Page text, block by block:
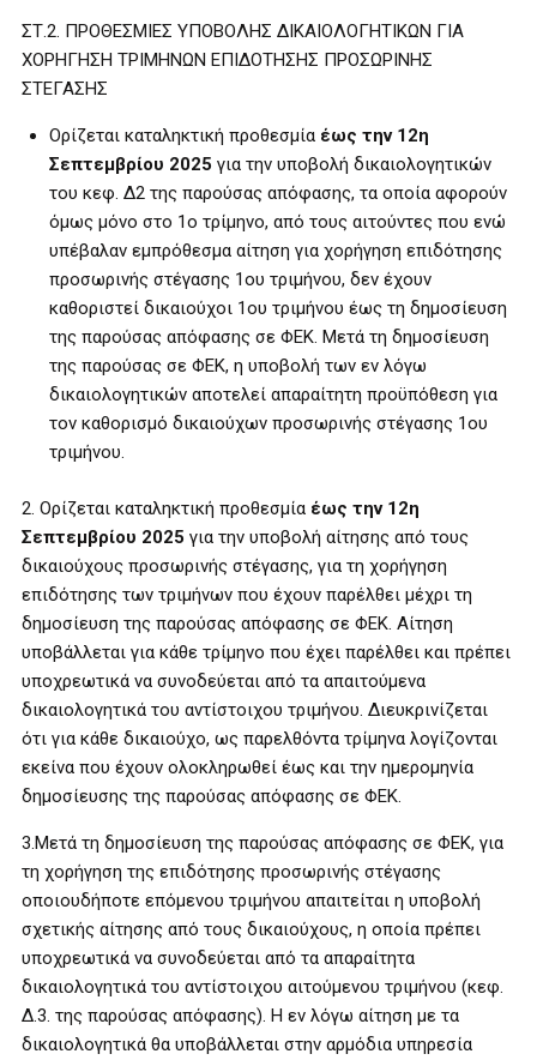
ΣΤ.2. ΠΡΟΘΕΣΜΙΕΣ ΥΠΟΒΟΛΗΣ ΔΙΚΑΙΟΛΟΓΗΤΙΚΩΝ ΓΙΑ
ΧΟΡΗΓΗΣΗ ΤΡΙΜΗΝΩΝ ΕΠΙΔΟΤΗΣΗΣ ΠΡΟΣΩΡΙΝΗΣ
ΣΤΕΓΑΣΗΣ
Ορίζεται καταληκτική προθεσμία έως την 12η
Σεπτεμβρίου 2025 για την υποβολή δικαιολογητικών
του κεφ. Δ2 της παρούσας απόφασης, τα οποία αφορούν
όμως μόνο στο 1ο τρίμηνο, από τους αιτούντες που ενώ
υπέβαλαν εμπρόθεσμα αίτηση για χορήγηση επιδότησης
προσωρινής στέγασης 1ου τριμήνου, δεν έχουν
καθοριστεί δικαιούχοι 1ου τριμήνου έως τη δημοσίευση
της παρούσας απόφασης σε ΦΕΚ. Μετά τη δημοσίευση
της παρούσας σε ΦΕΚ, η υποβολή των εν λόγω
δικαιολογητικών αποτελεί απαραίτητη προϋπόθεση για
τον καθορισμό δικαιούχων προσωρινής στέγασης 1ου
τριμήνου.
2. Ορίζεται καταληκτική προθεσμία έως την 12η
Σεπτεμβρίου 2025 για την υποβολή αίτησης από τους
δικαιούχους προσωρινής στέγασης, για τη χορήγηση
επιδότησης των τριμήνων που έχουν παρέλθει μέχρι τη
δημοσίευση της παρούσας απόφασης σε ΦΕΚ. Αίτηση
υποβάλλεται για κάθε τρίμηνο που έχει παρέλθει και πρέπει
υποχρεωτικά να συνοδεύεται από τα απαιτούμενα
δικαιολογητικά του αντίστοιχου τριμήνου. Διευκρινίζεται
ότι για κάθε δικαιούχο, ως παρελθόντα τρίμηνα λογίζονται
εκείνα που έχουν ολοκληρωθεί έως και την ημερομηνία
δημοσίευσης της παρούσας απόφασης σε ΦΕΚ.
3.Μετά τη δημοσίευση της παρούσας απόφασης σε ΦΕΚ, για
τη χορήγηση της επιδότησης προσωρινής στέγασης
οποιουδήποτε επόμενου τριμήνου απαιτείται η υποβολή
σχετικής αίτησης από τους δικαιούχους, η οποία πρέπει
υποχρεωτικά να συνοδεύεται από τα απαραίτητα
δικαιολογητικά του αντίστοιχου αιτούμενου τριμήνου (κεφ.
Δ.3. της παρούσας απόφασης). Η εν λόγω αίτηση με τα
δικαιολογητικά θα υποβάλλεται στην αρμόδια υπηρεσία